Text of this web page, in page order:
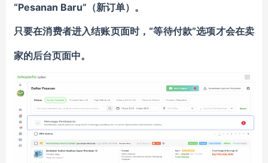
“Pesanan Baru”（新订单）。
只要在消费者进入结账页面时，“等待付款”选项才会在卖
家的后台页面中。